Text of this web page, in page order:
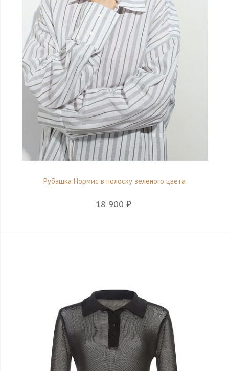
Рубашка Нормис в полоску зеленого цвета
18 900 ₽